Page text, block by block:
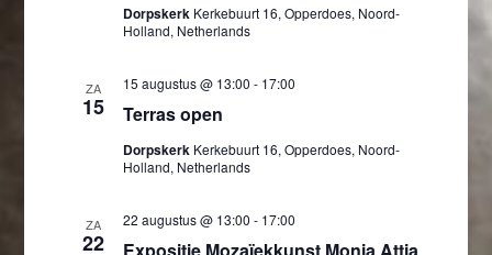
Dorpskerk Kerkebuurt 16, Opperdoes, Noord-
Holland, Netherlands
ZA
15 Terras open
15 augustus @ 13:00 - 17:00
Dorpskerk Kerkebuurt 16, Opperdoes, Noord-
Holland, Netherlands
ZA
22
22 augustus @ 13:00 - 17:00